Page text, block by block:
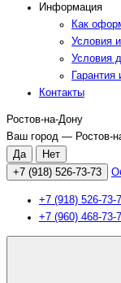
Информация
Как
Условия
Условия
Гарантия
Контакты
Ростов-на-Дону
Ваш город — Ростов-
+7 (918) 526-73-73
+7 (918) 526-73-
+7 (960) 468-73-